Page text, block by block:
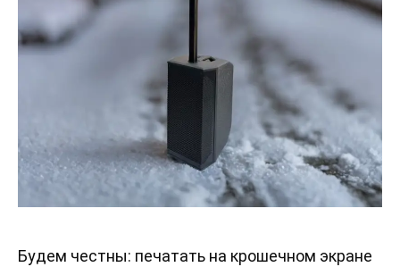
Будем честны: печатать на крошечном экране